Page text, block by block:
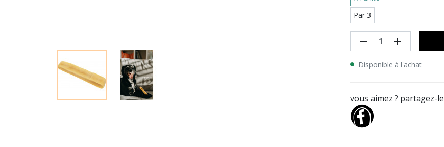
Par 3
remove add
Disponible à l'achat
vous aimez ? partagez-le